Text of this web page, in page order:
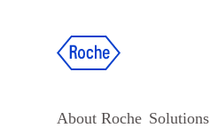
About Roche Solutions